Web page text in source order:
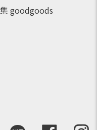
goodgoods